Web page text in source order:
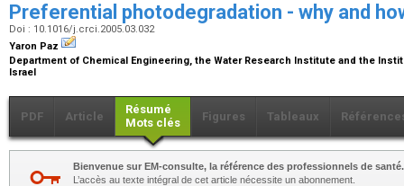
Preferential photodegradation - why and
Doi : 10.1016/j.crci.2005.03.032
Yaron Paz
Department of Chemical Engineering, the Water Research Institute and the
Israel
PDF Article
Résumé
Mots clés
Figures Tableaux
Bienvenue sur EM-consulte, la référence des professionnels de santé.
L’accès au texte intégral de cet article nécessite un abonnement.